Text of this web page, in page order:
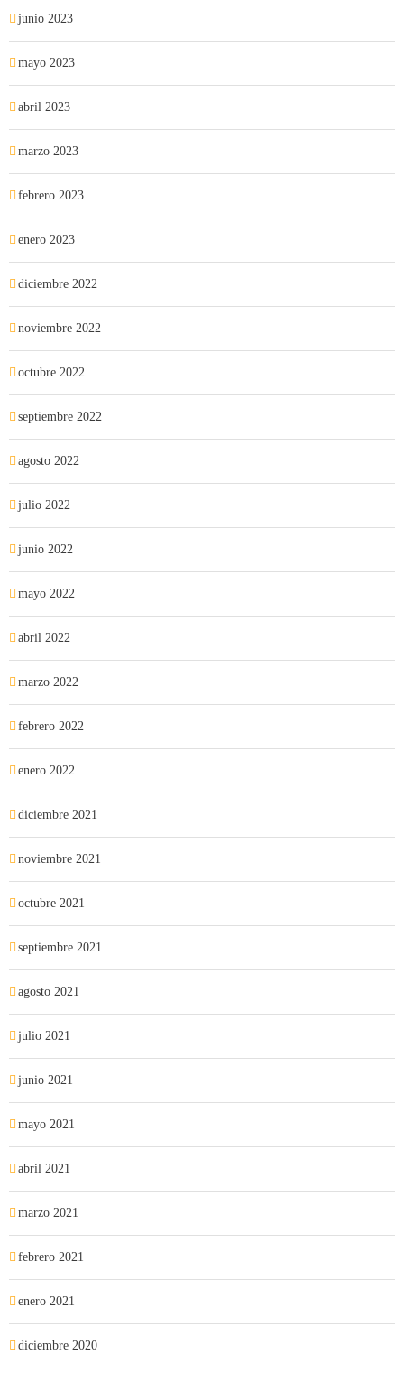
junio 2023
mayo 2023
abril 2023
marzo 2023
febrero 2023
enero 2023
diciembre 2022
noviembre 2022
octubre 2022
septiembre 2022
agosto 2022
julio 2022
junio 2022
mayo 2022
abril 2022
marzo 2022
febrero 2022
enero 2022
diciembre 2021
noviembre 2021
octubre 2021
septiembre 2021
agosto 2021
julio 2021
junio 2021
mayo 2021
abril 2021
marzo 2021
febrero 2021
enero 2021
diciembre 2020